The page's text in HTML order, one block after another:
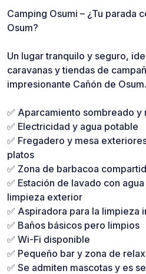
Camping Osumi – ¿Tu parada
Osum?
Un lugar tranquilo y seguro,
caravanas y tiendas de
impresionante Cañón de Osum.
✅ Aparcamiento sombreado y
✅ Electricidad y agua potable
✅ Fregadero y mesa
platos
✅ Zona de barbacoa
✅ Estación de lavado con
limpieza exterior
✅ Aspiradora para la limpieza
✅ Baños básicos pero limpios
✅ Wi-Fi disponible
✅ Pequeño bar y zona de
✅ Se admiten mascotas y es